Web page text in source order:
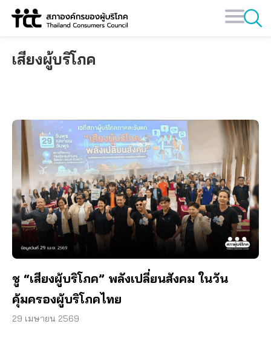
Skip
เสียงผู้บริโภค
ชู “เสียงผู้บริโภค” พลังเปลี่ยนสังคม ในวัน
คุ้มครองผู้บริโภคไทย
29 เมษายน 2569